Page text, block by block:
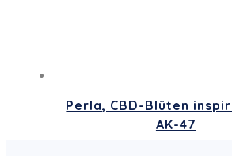
Perla, CBD-Blüten
AK-47